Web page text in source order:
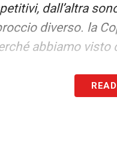
dall’altra
diverso. la
abbiamo
Noi
Venivamo da